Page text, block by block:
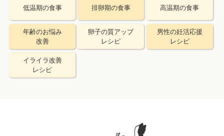
低温期の食事 排卵期の食事 高温期の食事
年齢のお悩み
改善
卵子の質アップ
レシピ
男性の妊活応援
レシピ
イライラ改善
レシピ